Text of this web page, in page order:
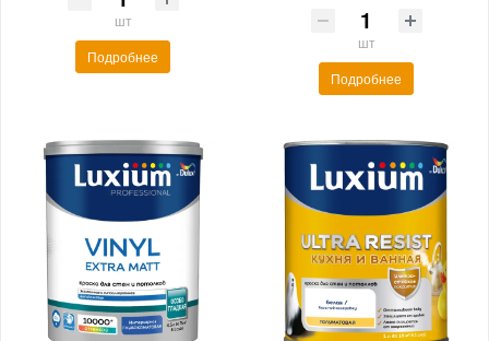
шт
Подробнее
шт
Подробнее